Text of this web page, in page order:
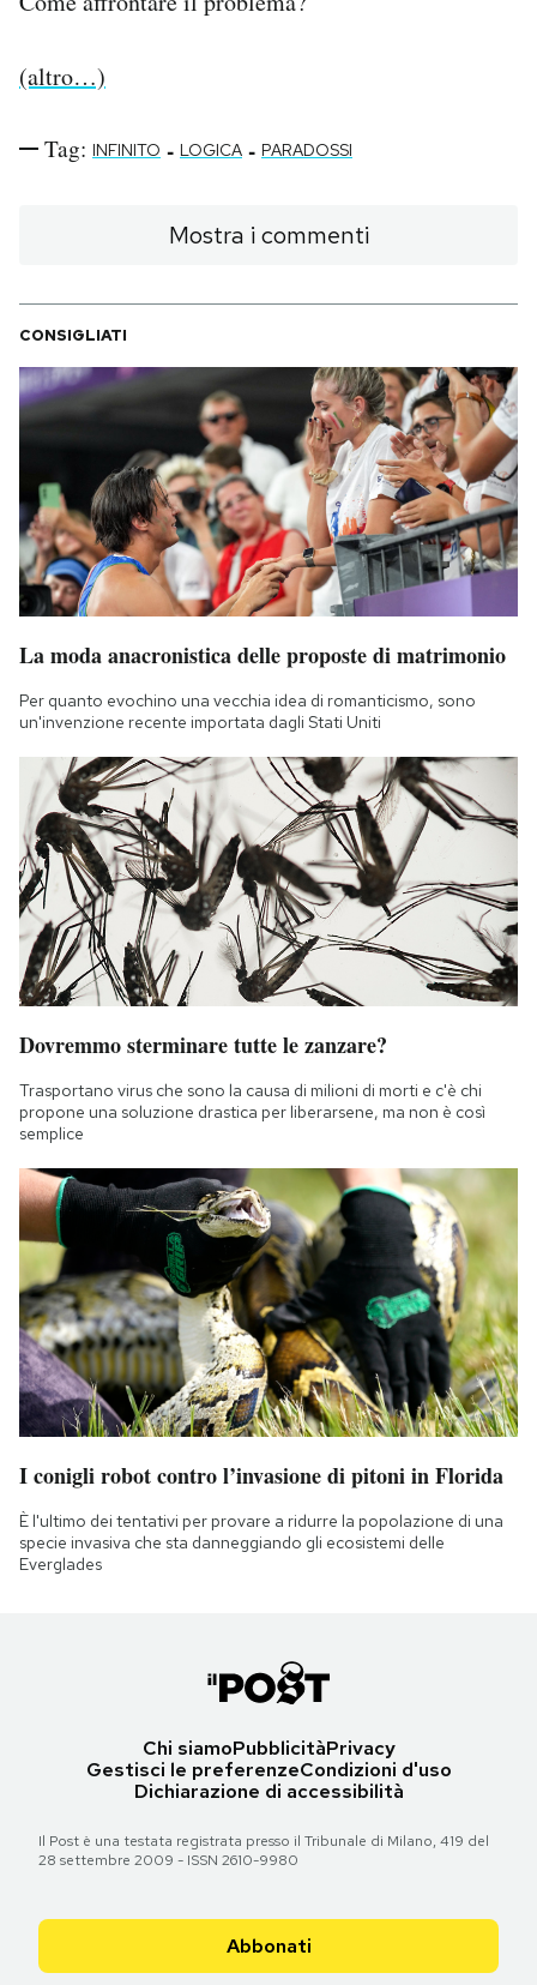
(altro…)
Tag: INFINITO - LOGICA - PARADOSSI
Mostra i commenti
CONSIGLIATI
La moda anacronistica delle proposte di matrimonio
Per quanto evochino una vecchia idea di romanticismo, sono
un'invenzione recente importata dagli Stati Uniti
Dovremmo sterminare tutte le zanzare?
Trasportano virus che sono la causa di milioni di morti e c'è chi
propone una soluzione drastica per liberarsene, ma non è così
semplice
I conigli robot contro l’invasione di pitoni in Florida
È l'ultimo dei tentativi per provare a ridurre la popolazione di una
specie invasiva che sta danneggiando gli ecosistemi delle
Everglades
Chi siamoPubblicitàPrivacy
Gestisci le preferenzeCondizioni d'uso
Dichiarazione di accessibilità
Il Post è una testata registrata presso il Tribunale di Milano, 419 del
28 settembre 2009 - ISSN 2610-9980
Abbonati